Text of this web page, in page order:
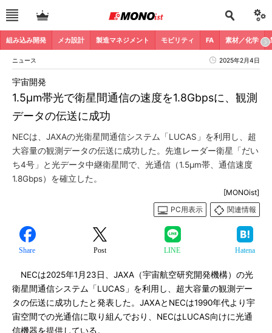
組み込み開発 メカ設計 製造マネジメント モビリティ FA 素材／化学
ニュース 2025年2月4日
1.5μm帯光で衛星間通信の速度を1.8Gbpsに、観測
データの伝送に成功
宇宙開発
NECは、JAXAの光衛星間通信システム「LUCAS」を利用し、超
大容量の観測データの伝送に成功した。先進レーダー衛星「だい
ち4号」と光データ中継衛星間で、光通信（1.5μm帯、通信速度
1.8Gbps）を確立した。
[MONOist]
PC用表示
関連情報
Share Post LINE Hatena
NECは2025年1月23日、JAXA（宇宙航空研究開発機構）の光
衛星間通信システム「LUCAS」を利用し、超大容量の観測デー
タの伝送に成功したと発表した。JAXAとNECは1990年代より宇
宙空間での光通信に取り組んでおり、NECはLUCAS向けに光通
信機器を提供している。